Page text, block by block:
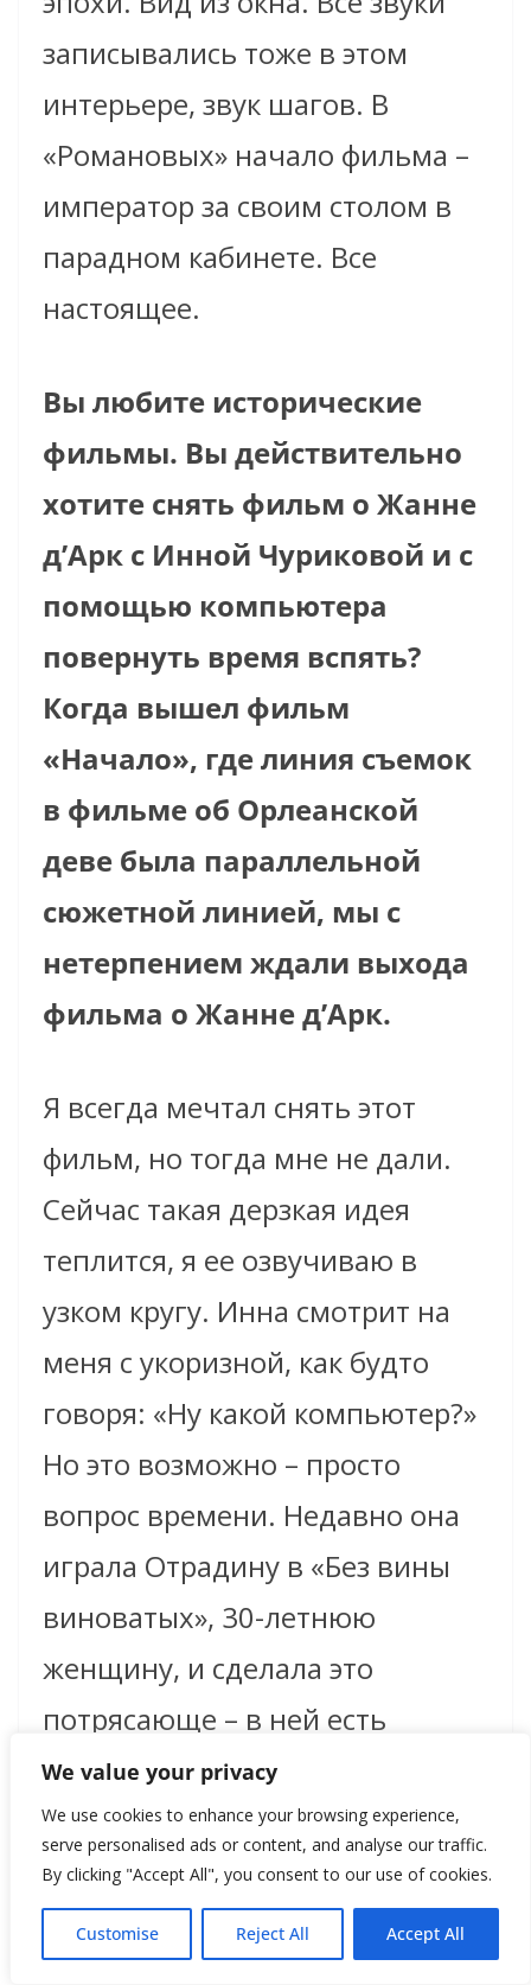
We value your privacy
We use cookies to enhance your browsing experience,
serve personalised ads or content, and analyse our traffic.
By clicking "Accept All", you consent to our use of cookies.
Customise Reject All Accept All
записывались тоже в этом
интерьере, звук шагов. В
«Романовых» начало фильма –
император за своим столом в
парадном кабинете. Все
настоящее.
Вы любите исторические
фильмы. Вы действительно
хотите снять фильм о Жанне
д’Арк с Инной Чуриковой и с
помощью компьютера
повернуть время вспять?
Когда вышел фильм
«Начало», где линия съемок
в фильме об Орлеанской
деве была параллельной
сюжетной линией, мы с
нетерпением ждали выхода
фильма о Жанне д’Арк.
Я всегда мечтал снять этот
фильм, но тогда мне не дали.
Сейчас такая дерзкая идея
теплится, я ее озвучиваю в
узком кругу. Инна смотрит на
меня с укоризной, как будто
говоря: «Ну какой компьютер?»
Но это возможно – просто
вопрос времени. Недавно она
играла Отрадину в «Без вины
виноватых», 30-летнюю
женщину, и сделала это
потрясающе – в ней есть
молодость.
Вы, когда снимали сына в